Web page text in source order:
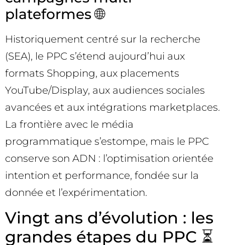
plateformes 🌐
Historiquement centré sur la recherche
(SEA), le PPC s’étend aujourd’hui aux
formats Shopping, aux placements
YouTube/Display, aux audiences sociales
avancées et aux intégrations marketplaces.
La frontière avec le média
programmatique s’estompe, mais le PPC
conserve son ADN : l’optimisation orientée
intention et performance, fondée sur la
donnée et l’expérimentation.
Vingt ans d’évolution : les
grandes étapes du PPC ⏳